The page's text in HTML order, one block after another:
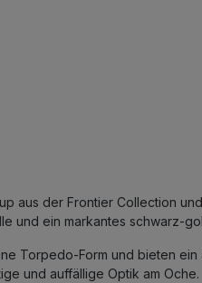
aus der Frontier Collection
und ein markantes schwarz-
Torpedo-Form und bieten
und auffällige Optik am Oche.